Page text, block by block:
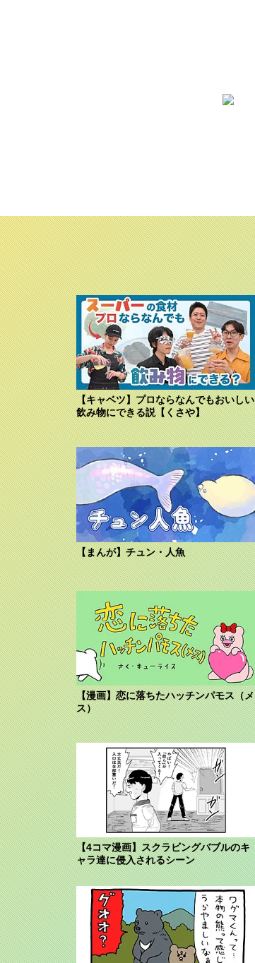
【キャベツ】プロならなんでもおいしい
飲み物にできる説【くさや】
【まんが】チュン・人魚
【漫画】恋に落ちたハッチンパモス（メ
ス）
【4コマ漫画】スクラビングバブルのキ
ャラ達に侵入されるシーン